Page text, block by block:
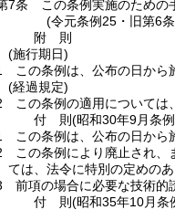
7条
この条例実施のための
(令元条例25・旧第6
附 則
(施行期日)
この条例は、公布の日から
(経過規定)
この条例の適用については、
付 則(昭和30年9月条
この条例は、公布の日から
この条例により廃止され
ては、法令に特別の定めの
前項の場合に必要な技術的
付 則(昭和35年10月条